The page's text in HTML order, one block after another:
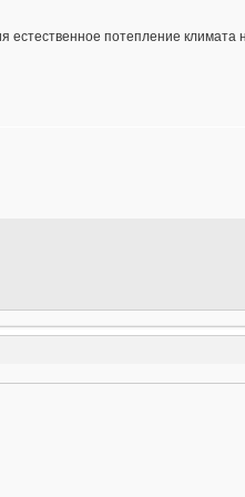
естественное потепление